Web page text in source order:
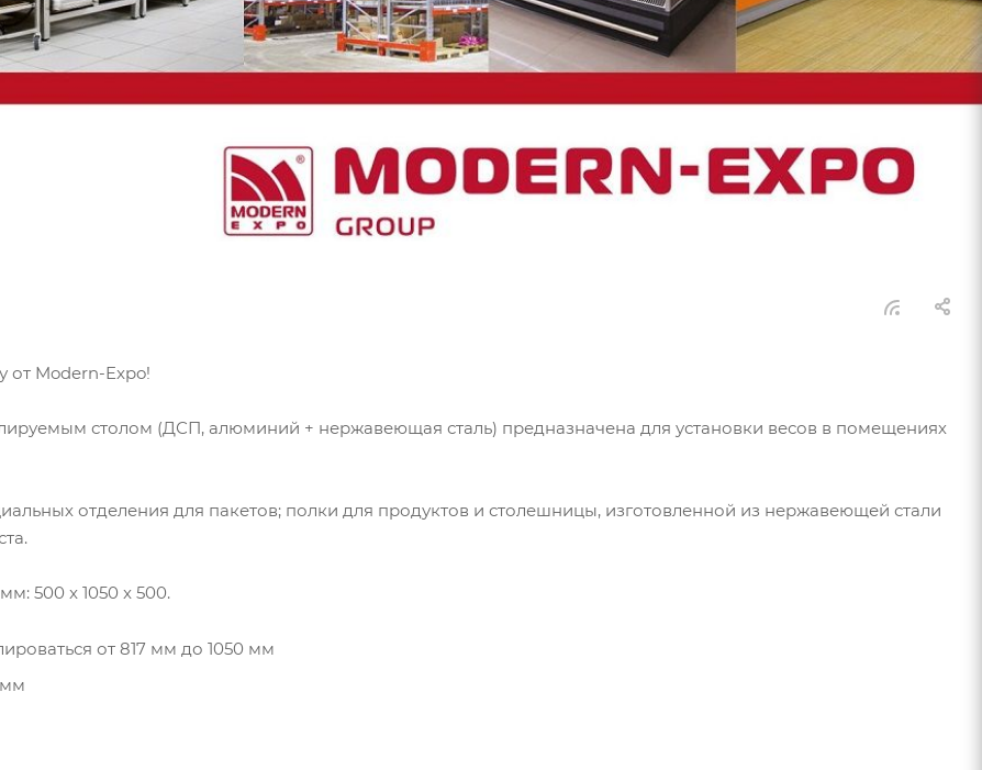
от Modern-Expo!
столом (ДСП, алюминий + нержавеющая сталь) предназначена для установки весов в помещениях
отделения для пакетов; полки для продуктов и столешницы, изготовленной из нержавеющей стали
500 x 1050 x 500.
от 817 мм до 1050 мм